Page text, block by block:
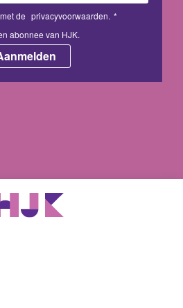
de privacyvoorwaarden. *
abonnee van HJK.